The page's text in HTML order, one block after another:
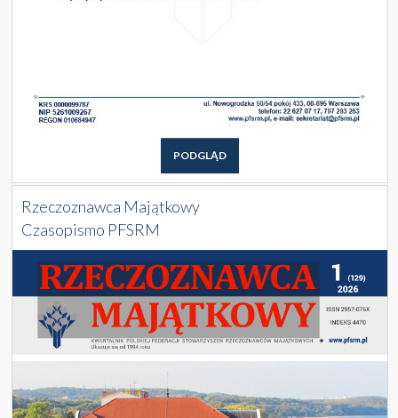
PODGLĄD
Rzeczoznawca Majątkowy
Czasopismo PFSRM